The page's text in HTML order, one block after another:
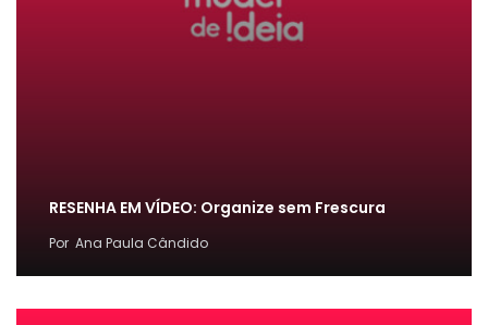
RESENHA EM VÍDEO: Organize sem Frescura
Por Ana Paula Cândido